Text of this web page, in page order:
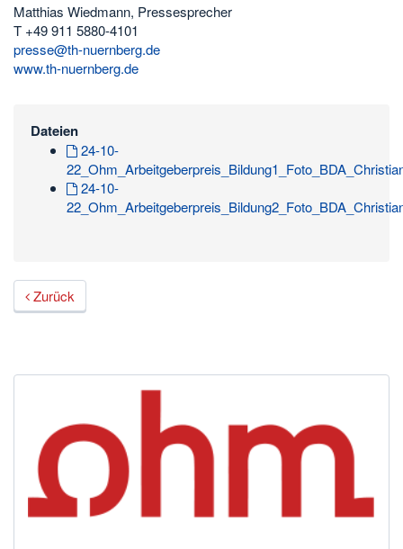
Matthias Wiedmann, Pressesprecher
T +49 911 5880-4101
presse@th-nuernberg.de
www.th-nuernberg.de
Dateien
24-10-
24-10-
Zurück